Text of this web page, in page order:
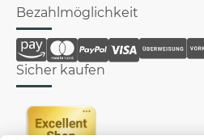
Bezahlmöglichkeit
Sicher kaufen